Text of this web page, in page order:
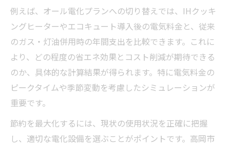
省エネと電気工事の両立で快適な生活を実
現
電気工事のシミュレーションが暮らしを変える
理由
電気工事のシミュレーションで見える家庭
の変化
よう
電気工事のシミュレーションが生活を豊か
例えば、オール電化プランへの切り替えでは、IHクッキ
ングヒーターやエコキュート導入後の電気料金と、従来
のガス・灯油併用時の年間支出を比較できます。これに
より、どの程度の省エネ効果とコスト削減が期待できる
のか、具体的な計算結果が得られます。特に電気料金の
ピークタイムや季節変動を考慮したシミュレーションが
重要です。
節約を最大化するには、現状の使用状況を正確に把握
し、適切な電化設備を選ぶことがポイントです。高岡市